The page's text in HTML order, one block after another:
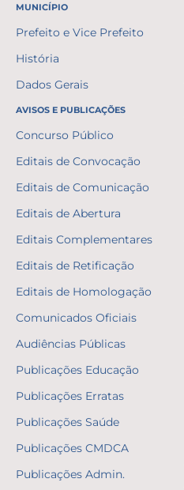
MUNICÍPIO
Prefeito e Vice Prefeito
História
Dados Gerais
AVISOS E PUBLICAÇÕES
Concurso Público
Editais de Convocação
Editais de Comunicação
Editais de Abertura
Editais Complementares
Editais de Retificação
Editais de Homologação
Comunicados Oficiais
Audiências Públicas
Publicações Educação
Publicações Erratas
Publicações Saúde
Publicações CMDCA
Publicações Admin.